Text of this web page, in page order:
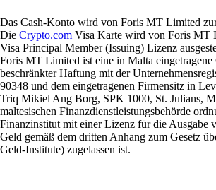
Das Cash-Konto wird von Foris MT Limited
Die Crypto.com Visa Karte wird von Foris MT
Visa Principal Member (Issuing) Lizenz
Foris MT Limited ist eine in Malta eingetragene
beschränkter Haftung mit der
90348 und dem eingetragenen Firmensitz in
Triq Mikiel Ang Borg, SPK 1000, St. Julians,
maltesischen Finanzdienstleistungsbehörde
Finanzinstitut mit einer Lizenz für die Ausgabe
Geld gemäß dem dritten Anhang zum Gesetz
Geld-Institute) zugelassen ist.